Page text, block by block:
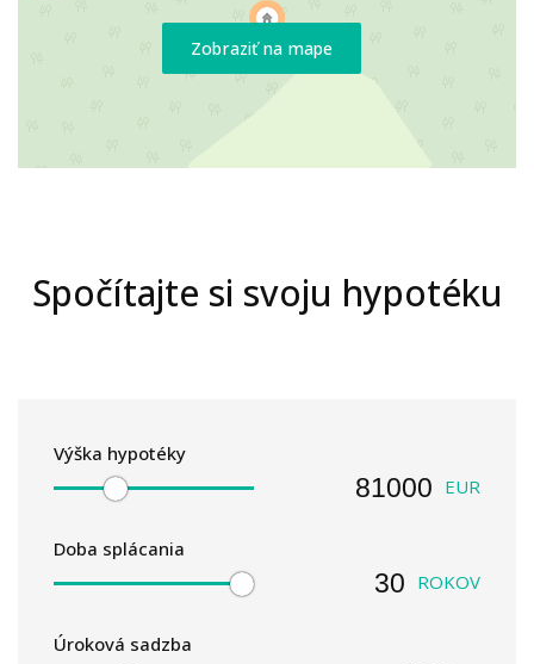
Zobraziť na mape
Spočítajte si svoju hypotéku
Výška hypotéky
EUR
Doba splácania
ROKOV
Úroková sadzba